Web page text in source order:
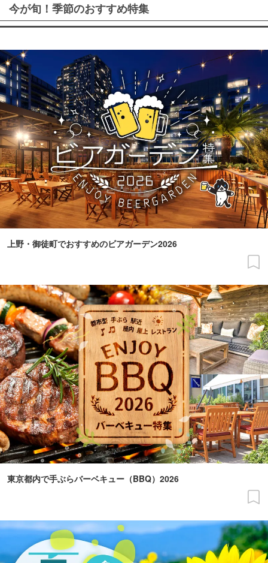
今が旬！季節のおすすめ特集
上野・御徒町でおすすめのビアガーデン2026
東京都内で手ぶらバーベキュー（BBQ）2026